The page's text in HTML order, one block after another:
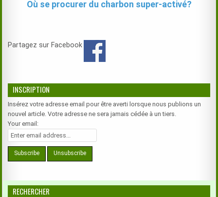
Où se procurer du charbon super-activé?
Partagez sur Facebook
INSCRIPTION
Insérez votre adresse email pour être averti lorsque nous publions un
nouvel article. Votre adresse ne sera jamais cédée à un tiers.
Your email:
RECHERCHER